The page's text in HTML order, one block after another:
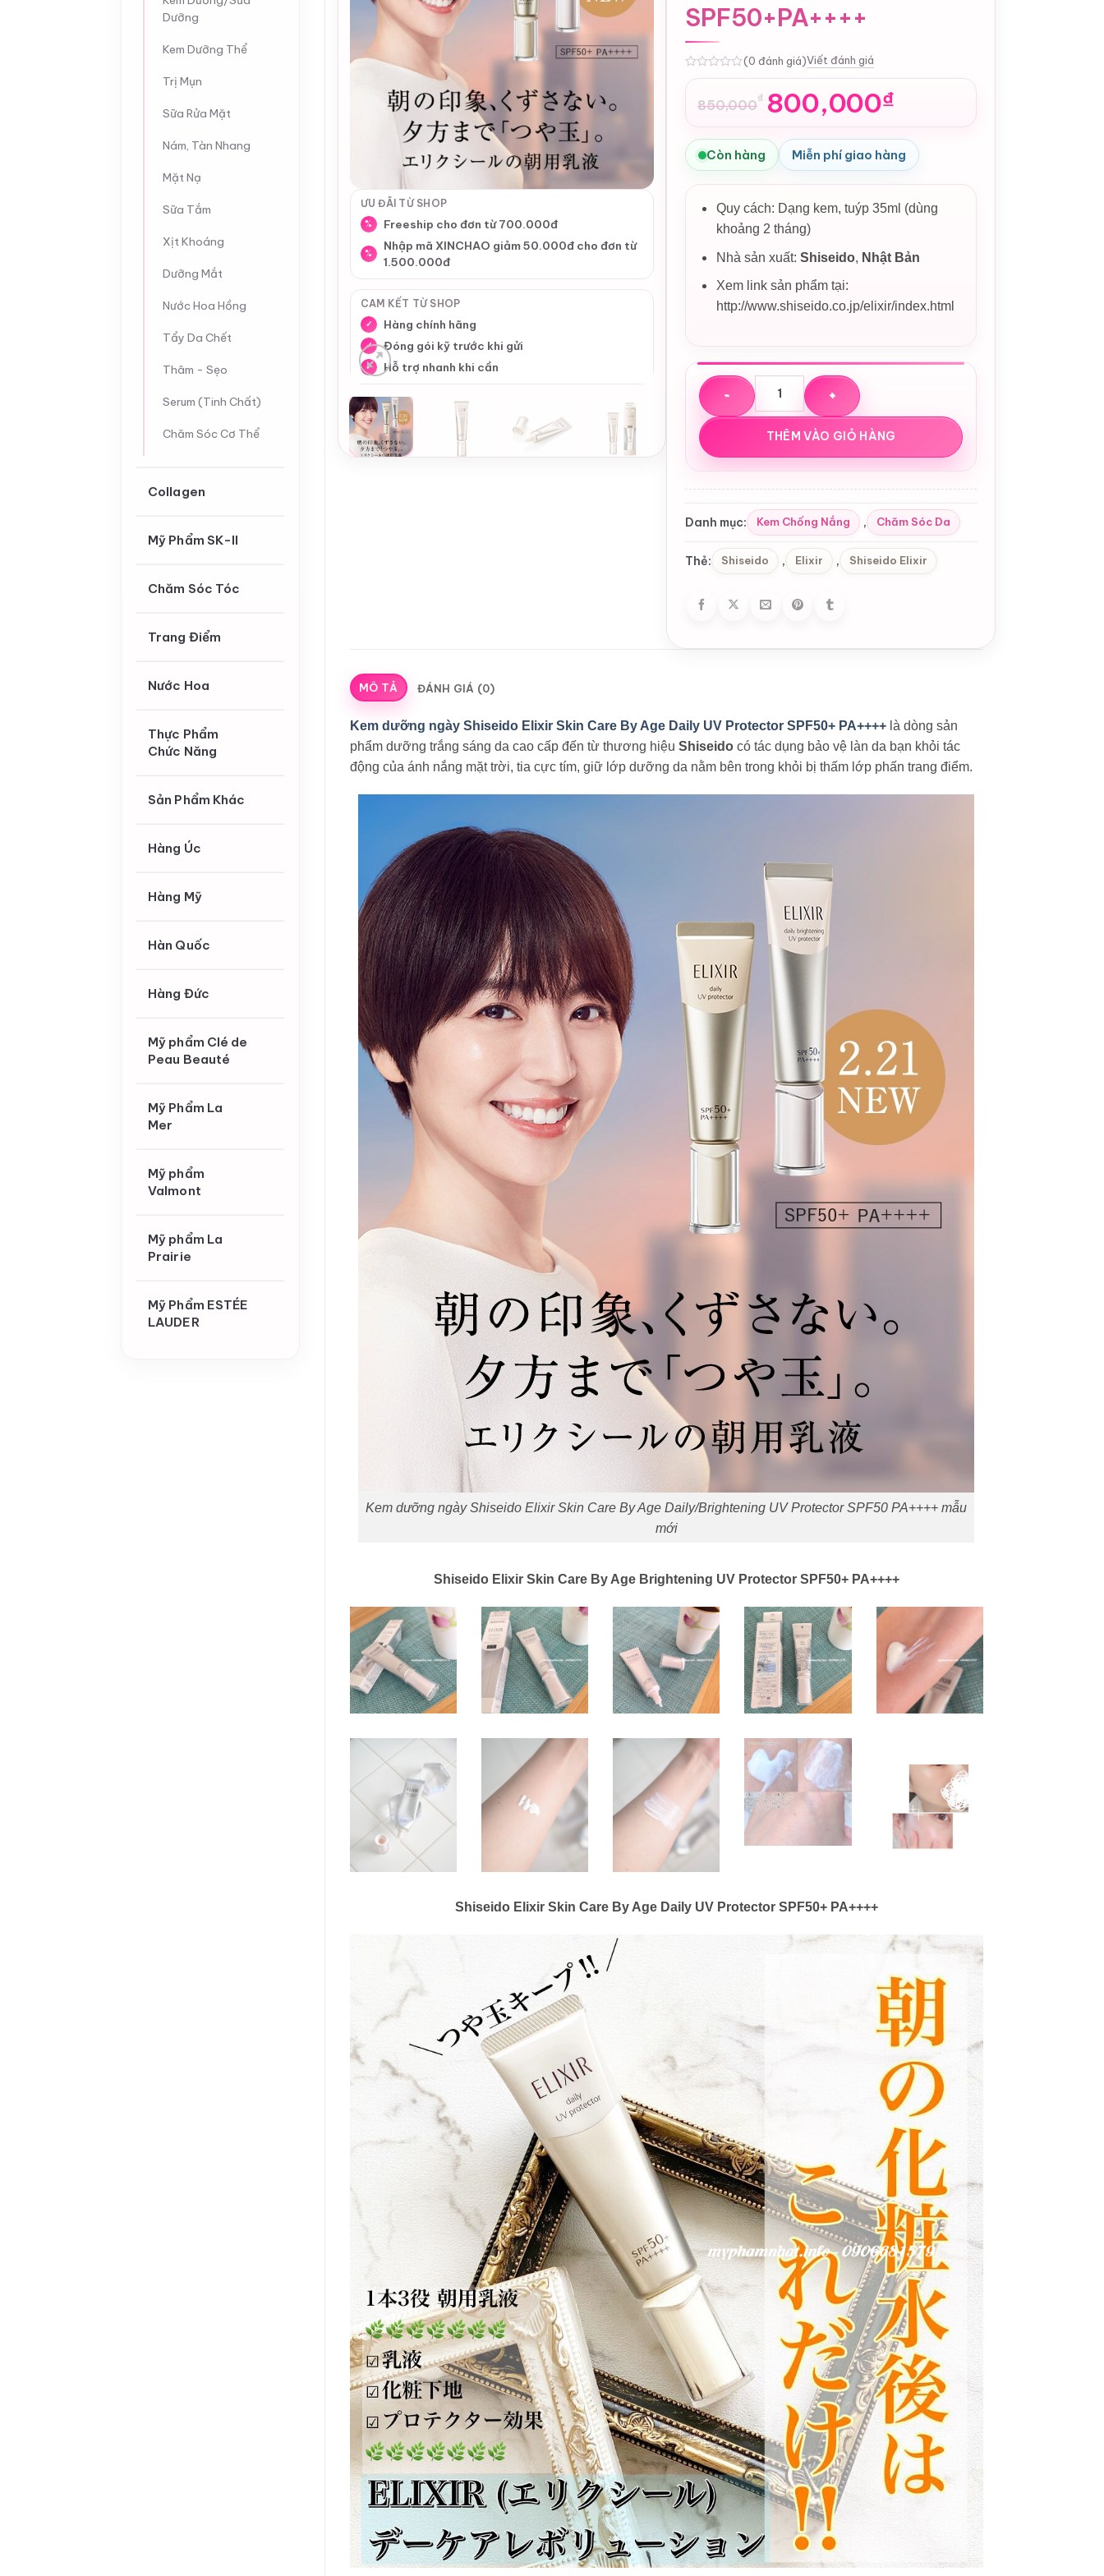
Dưỡng
Kem Dưỡng Thể
Trị Mụn
Sữa Rửa Mặt
Nám, Tàn Nhang
Mặt Nạ
Sữa Tắm
Xịt Khoáng
Dưỡng Mắt
Nước Hoa Hồng
Tẩy Da Chết
Thâm - Sẹo
Serum (Tinh Chất)
Chăm Sóc Cơ Thể
Collagen
Mỹ Phẩm SK-II
Chăm Sóc Tóc
Trang Điểm
Nước Hoa
Thực Phẩm
Chức Năng
Sản Phẩm Khác
Hàng Úc
Hàng Mỹ
Hàn Quốc
Hàng Đức
Mỹ phẩm Clé de
Peau Beauté
Mỹ Phẩm La
Mer
Mỹ phẩm
Valmont
Mỹ phẩm La
Prairie
Mỹ Phẩm ESTÉE
LAUDER
ƯU ĐÃI TỪ SHOP
% Freeship cho đơn từ 700.000đ
%
Nhập mã XINCHAO giảm 50.000đ cho đơn từ
1.500.000đ
CAM KẾT TỪ SHOP
✓ Hàng chính hãng
✓ Đóng gói kỹ trước khi gửi
✓ Hỗ trợ nhanh khi cần
SPF50+PA++++
(0 đánh giá)Viết đánh giá
850,000₫
Giá
gốc
là:
850,000₫.
800,000₫
Giá
hiện
tại
là:
800,000₫.
Còn hàng Miễn phí giao hàng
Quy cách: Dạng kem, tuýp 35ml (dùng
khoảng 2 tháng)
Nhà sản xuất:Shiseido, Nhật Bản
Xem link sản phẩm tại:
http://www.shiseido.co.jp/elixir/index.html
Kem dưỡng ngày Shiseido Elixir Skin Care By Age Daily/
THÊM VÀO GIỎ HÀNG
Danh mục: Kem Chống Nắng , Chăm Sóc Da
Thẻ: Shiseido , Elixir , Shiseido Elixir
MÔ TẢ ĐÁNH GIÁ (0)
Kem dưỡng ngày Shiseido Elixir Skin Care By Age Daily UV Protector SPF50+ PA++++là dòng sản
phẩm dưỡng trắng sáng da cao cấp đến từ thương hiệu Shiseidocó tác dụng bảo vệ làn da bạn khỏi tác
động của ánh nắng mặt trời, tia cực tím, giữ lớp dưỡng da nằm bên trong khỏi bị thấm lớp phấn trang điểm.
Kem dưỡng ngày Shiseido Elixir Skin Care By Age Daily/Brightening UV Protector SPF50 PA++++ mẫu
mới
Shiseido Elixir Skin Care By Age Brightening UV Protector SPF50+ PA++++
Shiseido Elixir Skin Care By Age Daily UV Protector SPF50+ PA++++